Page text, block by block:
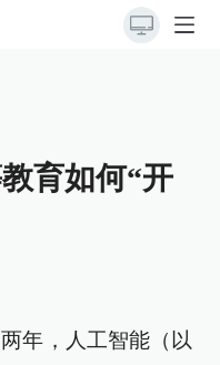
育如何“开
两年，人工智能（以